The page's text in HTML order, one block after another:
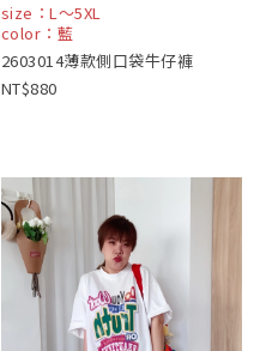
size：L～5XL
color：藍
2603014薄款側口袋牛仔褲
880